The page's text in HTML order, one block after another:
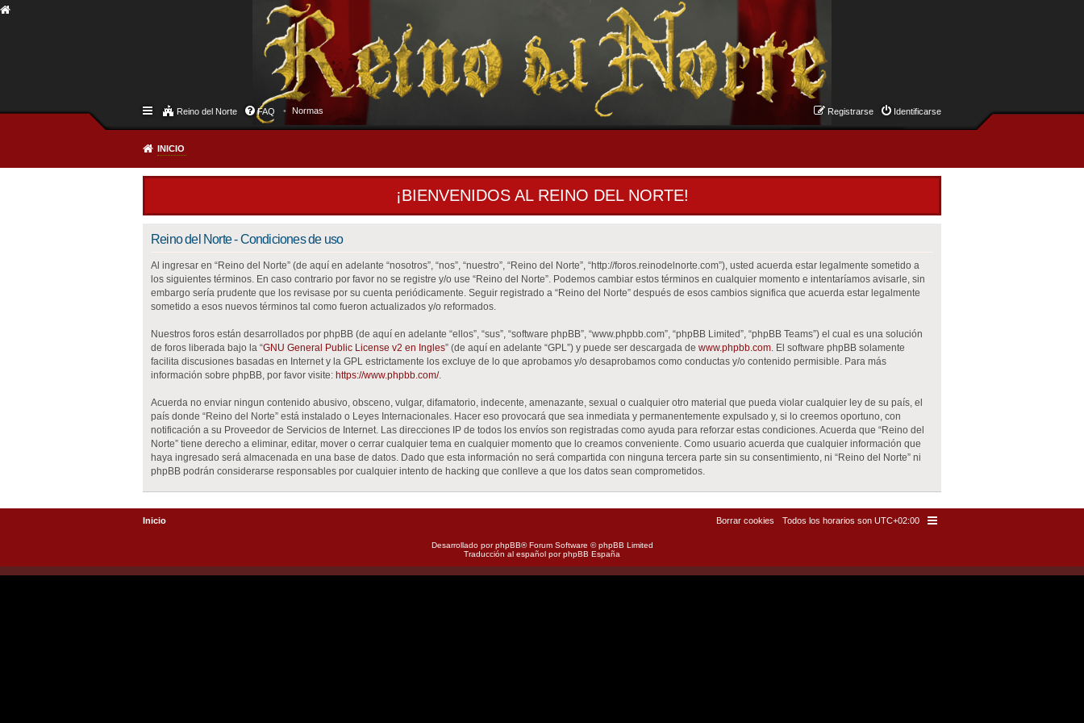
Reino del Norte FAQ Normas Identificarse
Registrarse
INICIO
¡BIENVENIDOS AL REINO DEL NORTE!
Reino del Norte - Condiciones de uso
Al ingresar en “Reino del Norte” (de aquí en adelante “nosotros”, “nos”, “nuestro”, “Reino del Norte”, “http://foros.reinodelnorte.com”), usted acuerda estar legalmente sometido a
los siguientes términos. En caso contrario por favor no se registre y/o use “Reino del Norte”. Podemos cambiar estos términos en cualquier momento e intentaríamos avisarle, sin
embargo sería prudente que los revisase por su cuenta periódicamente. Seguir registrado a “Reino del Norte” después de esos cambios significa que acuerda estar legalmente
sometido a esos nuevos términos tal como fueron actualizados y/o reformados.
Nuestros foros están desarrollados por phpBB (de aquí en adelante “ellos”, “sus”, “software phpBB”, “www.phpbb.com”, “phpBB Limited”, “phpBB Teams”) el cual es una solución
de foros liberada bajo la “GNU General Public License v2 en Ingles” (de aquí en adelante “GPL”) y puede ser descargada de www.phpbb.com. El software phpBB solamente
facilita discusiones basadas en Internet y la GPL estrictamente los excluye de lo que aprobamos y/o desaprobamos como conductas y/o contenido permisible. Para más
información sobre phpBB, por favor visite: https://www.phpbb.com/.
Acuerda no enviar ningun contenido abusivo, obsceno, vulgar, difamatorio, indecente, amenazante, sexual o cualquier otro material que pueda violar cualquier ley de su país, el
país donde “Reino del Norte” está instalado o Leyes Internacionales. Hacer eso provocará que sea inmediata y permanentemente expulsado y, si lo creemos oportuno, con
notificación a su Proveedor de Servicios de Internet. Las direcciones IP de todos los envíos son registradas como ayuda para reforzar estas condiciones. Acuerda que “Reino del
Norte” tiene derecho a eliminar, editar, mover o cerrar cualquier tema en cualquier momento que lo creamos conveniente. Como usuario acuerda que cualquier información que
haya ingresado será almacenada en una base de datos. Dado que esta información no será compartida con ninguna tercera parte sin su consentimiento, ni “Reino del Norte” ni
phpBB podrán considerarse responsables por cualquier intento de hacking que conlleve a que los datos sean comprometidos.
Inicio Todos los horarios son UTC+02:00
Borrar cookies
Desarrollado porphpBB® Forum Software © phpBB Limited
Traducción al español porphpBB España